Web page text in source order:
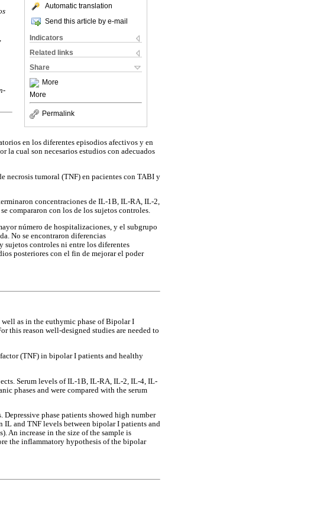
Automatic translation
Send this article by e-mail
Indicators
Related links
Share
More
More
Permalink
en los diferentes episodios afectivos y en
la cual son necesarios estudios con adecuados
necrosis tumoral (TNF) en pacientes con TABI y
concentraciones de IL-1B, IL-RA, IL-2,
compararon con los de los sujetos controles.
número de hospitalizaciones, y el subgrupo
No se encontraron diferencias
sujetos controles ni entre los diferentes
posteriores con el fin de mejorar el poder
as in the euthymic phase of Bipolar I
this reason well-designed studies are needed to
(TNF) in bipolar I patients and healthy
Serum levels of IL-1B, IL-RA, IL-2, IL-4, IL-
phases and were compared with the serum
phase patients showed high number
and TNF levels between bipolar I patients and
An increase in the size of the sample is
the inflammatory hypothesis of the bipolar